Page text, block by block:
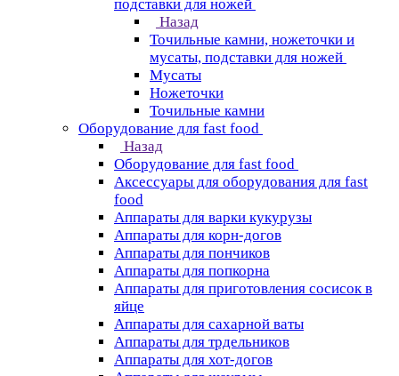
подставки для ножей
Назад
Точильные камни, ножеточки и
мусаты, подставки для ножей
Мусаты
Ножеточки
Точильные камни
Оборудование для fast food
Назад
Оборудование для fast food
Аксессуары для оборудования для fast
food
Аппараты для варки кукурузы
Аппараты для корн-догов
Аппараты для пончиков
Аппараты для попкорна
Аппараты для приготовления сосисок в
яйце
Аппараты для сахарной ваты
Аппараты для трдельников
Аппараты для хот-догов